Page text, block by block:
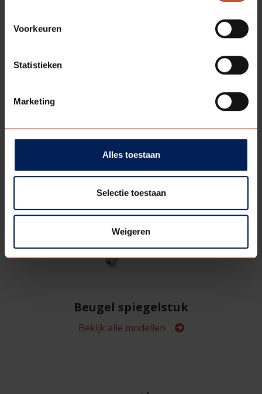
Voorkeuren
Statistieken
Marketing
Alles toestaan
Selectie toestaan
Weigeren
Beugel spiegelstuk
Bekijk alle modellen